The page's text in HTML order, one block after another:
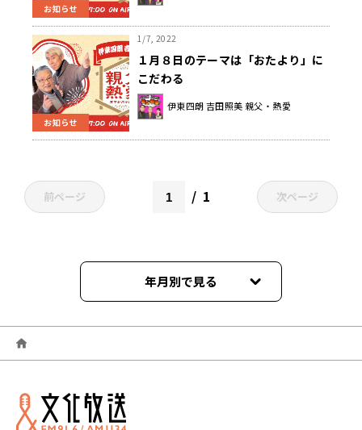
お知らせ
お知らせ
1/7, 2022
１月８日のテーマは「おたより」に
こだわる
伊東四朗 吉田照美 親父・熱愛
前ページ 1 次ページ
年月別で見る
2026年07月
2026年06月
2026年05月